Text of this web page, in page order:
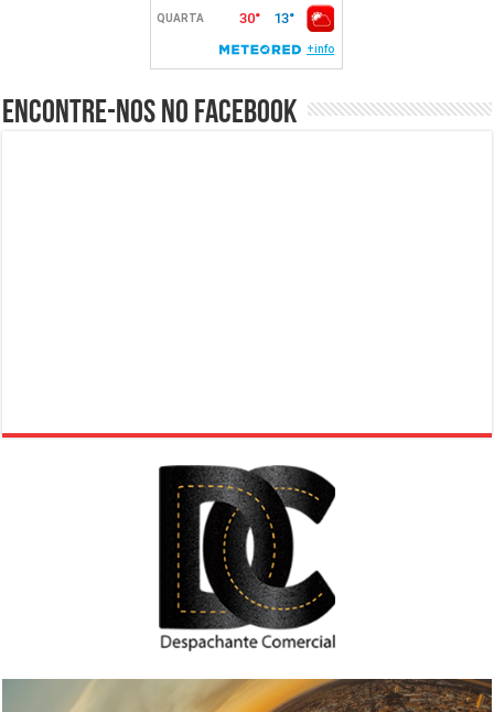
Encontre-nos no Facebook